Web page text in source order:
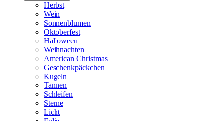
Herbst
Wein
Sonnenblumen
Oktoberfest
Halloween
Weihnachten
American Christmas
Geschenkpäckchen
Kugeln
Tannen
Schleifen
Sterne
Licht